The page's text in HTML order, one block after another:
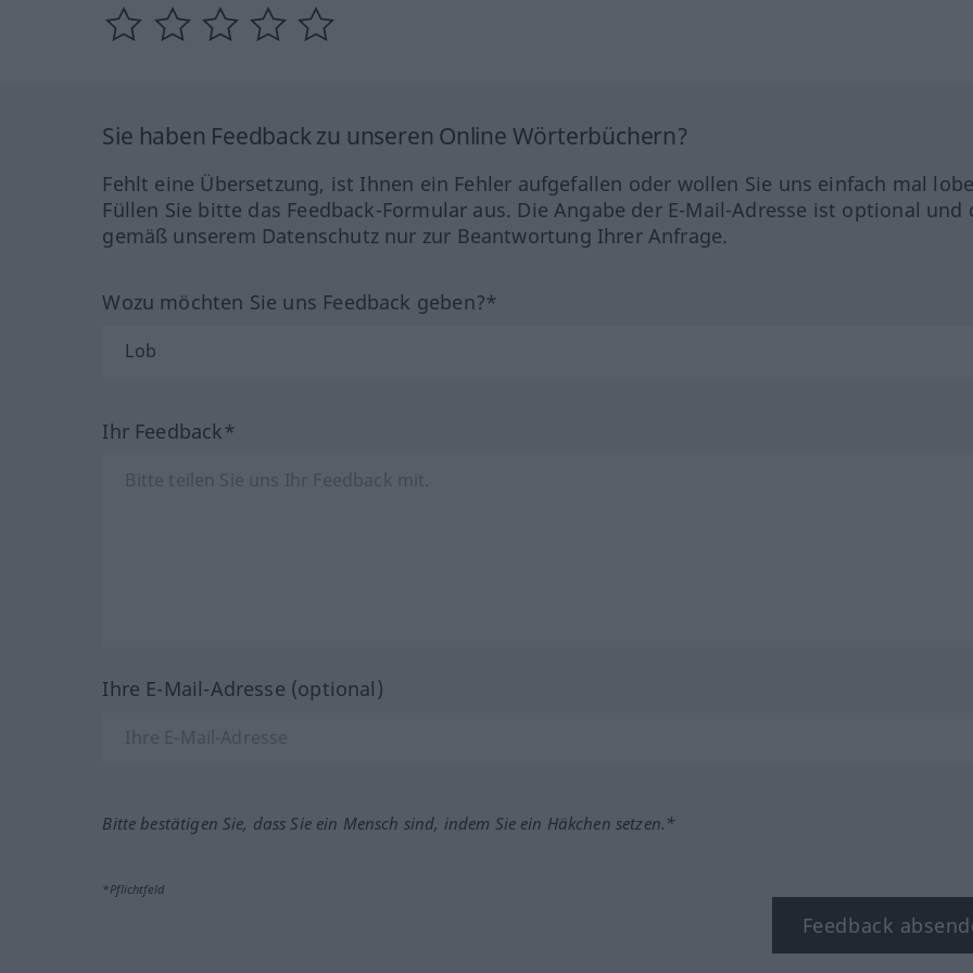
Sie haben Feedback zu unseren Online Wörterbüchern?
Fehlt eine Übersetzung, ist Ihnen ein Fehler aufgefallen oder wollen Sie uns einfach mal
Füllen Sie bitte das Feedback-Formular aus. Die Angabe der E-Mail-Adresse ist optional und
gemäß unserem Datenschutz nur zur Beantwortung Ihrer Anfrage.
Wozu möchten Sie uns Feedback geben?*
Ihr Feedback*
Ihre E-Mail-Adresse (optional)
Bitte bestätigen Sie, dass Sie ein Mensch sind, indem Sie ein Häkchen setzen.*
*Pflichtfeld
Feedback